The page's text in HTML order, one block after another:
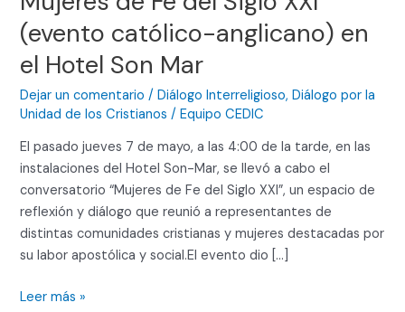
(evento católico-anglicano) en
el Hotel Son Mar
Dejar un comentario /Diálogo Interreligioso,Diálogo por la
Unidad de los Cristianos /Equipo CEDIC
El pasado jueves 7 de mayo, a las 4:00 de la tarde, en las
instalaciones del Hotel Son-Mar, se llevó a cabo el
conversatorio “Mujeres de Fe del Siglo XXI”, un espacio de
reflexión y diálogo que reunió a representantes de
distintas comunidades cristianas y mujeres destacadas por
su labor apostólica y social.El evento dio […]
anglicano)
en
el
Hotel
Son
Leer más »